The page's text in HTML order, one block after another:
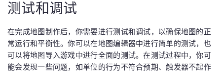
测试和调试
在完成地图制作后，你需要进行测试和调试，以确保地图的正
常运行和平衡性。你可以在地图编辑器中进行简单的测试，也
可以将地图导入游戏中进行全面的测试。在测试过程中，你可
能会发现一些问题，如单位的行为不符合预期、触发器不起作